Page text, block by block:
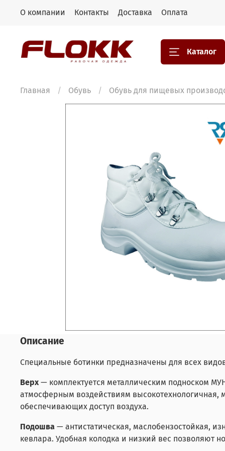
О компании Контакты Доставка Оплата
Каталог
Главная Обувь Обувь для пищевых
Описание
Специальные ботинки предназначены для всех
Верх — комплектуется металлическим подноском
атмосферным воздействиям высокотехнологичная,
обеспечивающих доступ воздуха.
Подошва — антистатическая, маслобензостойкая,
кевлара. Удобная колодка и низкий вес позволяют